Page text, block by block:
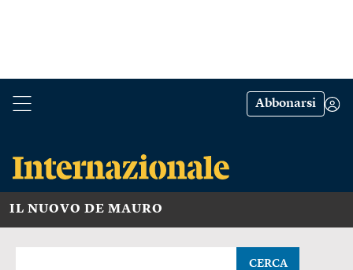
Abbonarsi
IL NUOVO DE MAURO
CERCA